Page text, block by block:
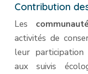
Contribution
Les
activités de
leur participation
aux suivis